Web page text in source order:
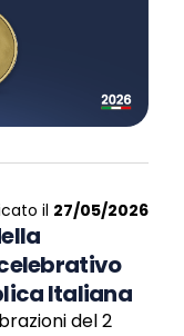
il 27/05/2026
Italiana
del 2